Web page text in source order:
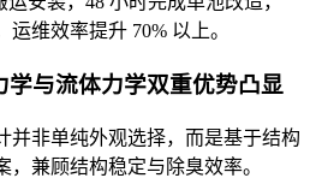
维效率提升 70% 以上。
学与流体力学双重优势凸显
并非单纯外观选择，而是基于结构
兼顾结构稳定与除臭效率。